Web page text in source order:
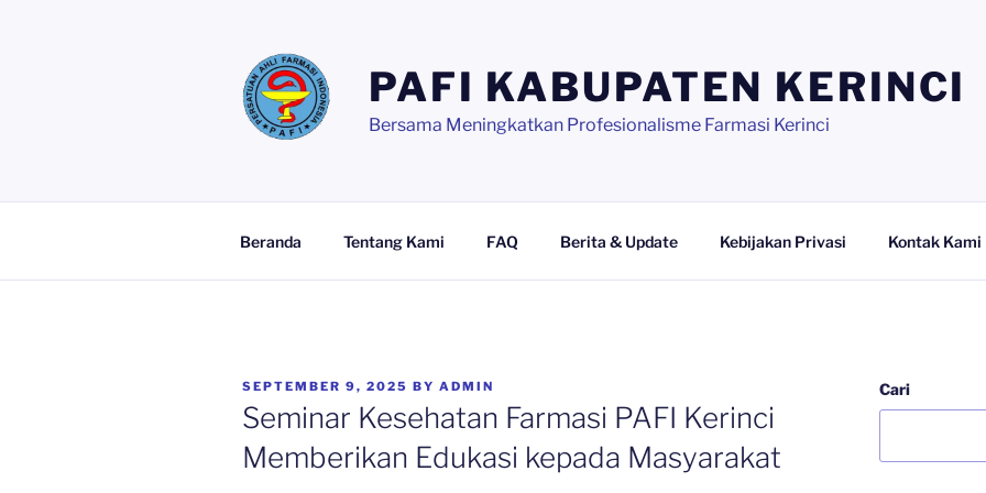
PAFI KABUPATEN KERINCI
Bersama Meningkatkan Profesionalisme Farmasi Kerinci
Beranda Tentang Kami FAQ Berita & Update Kebijakan Privasi Kontak Kami
POSTED
ON
SEPTEMBER 9, 2025 BY ADMIN
Seminar Kesehatan Farmasi PAFI Kerinci
Memberikan Edukasi kepada Masyarakat
Cari